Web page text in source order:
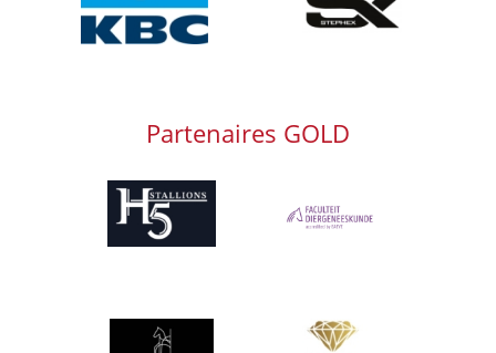
Partenaires GOLD
Afbeelding Afbeelding
Afbeelding Afbeelding